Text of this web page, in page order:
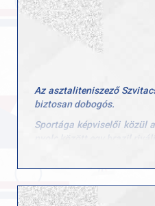
lejátszottak kettő-három-
mert rengeteget dolgoztam
Szvitacs öt arany- és
Az asztaliteniszező
biztosan dobogós.
Sportága képviselői közül
nyolc között egy brazil
hogy a végén, 11–12-nél
Az elődöntőt (12.00) és a